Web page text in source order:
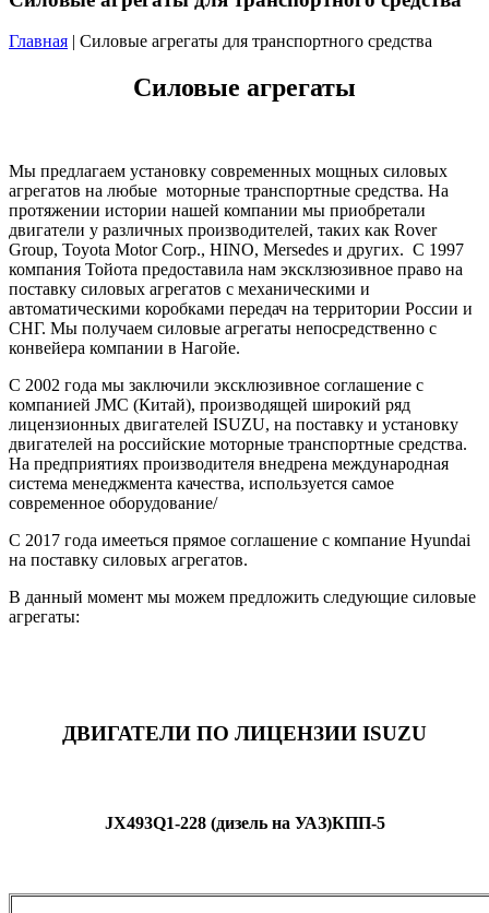
Главная | Силовые агрегаты для транспортного средства
Силовые агрегаты
Мы предлагаем установку современных мощных силовых
агрегатов на любые моторные транспортные средства. На
протяжении истории нашей компании мы приобретали
двигатели у различных производителей, таких как Rover
Group, Toyota Motor Corp., HINO, Mersedes и других. С 1997
компания Тойота предоставила нам эксклзюзивное право на
поставку силовых агрегатов с механическими и
автоматическими коробками передач на территории России и
СНГ. Мы получаем силовые агрегаты непосредственно с
конвейера компании в Нагойе.
С 2002 года мы заключили эксклюзивное соглашение с
компанией JMC (Китай), производящей широкий ряд
лицензионных двигателей ISUZU, на поставку и установку
двигателей на российские моторные транспортные средства.
На предприятиях производителя внедрена международная
система менеджмента качества, используется самое
современное оборудование/
С 2017 года имееться прямое соглашение с компание Hyundai
на поставку силовых агрегатов.
В данный момент мы можем предложить следующие силовые
агрегаты:
ДВИГАТЕЛИ ПО ЛИЦЕНЗИИ ISUZU
JX493Q1-228 (дизель на УАЗ)КПП-5